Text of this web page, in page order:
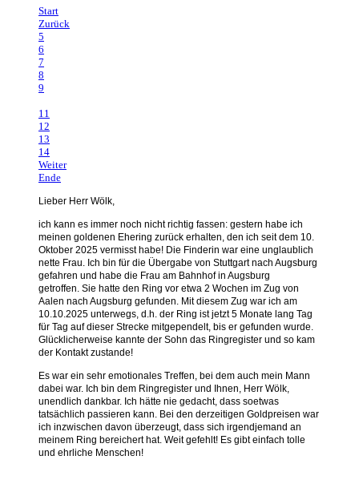
Start
Zurück
5
6
7
8
9
11
12
13
14
Weiter
Ende
Lieber Herr Wölk,
ich kann es immer noch nicht richtig fassen: gestern habe ich
meinen goldenen Ehering zurück erhalten, den ich seit dem 10.
Oktober 2025 vermisst habe! Die Finderin war eine unglaublich
nette Frau. Ich bin für die Übergabe von Stuttgart nach Augsburg
gefahren und habe die Frau am Bahnhof in Augsburg
getroffen. Sie hatte den Ring vor etwa 2 Wochen im Zug von
Aalen nach Augsburg gefunden. Mit diesem Zug war ich am
10.10.2025 unterwegs, d.h. der Ring ist jetzt 5 Monate lang Tag
für Tag auf dieser Strecke mitgependelt, bis er gefunden wurde.
Glücklicherweise kannte der Sohn das Ringregister und so kam
der Kontakt zustande!
Es war ein sehr emotionales Treffen, bei dem auch mein Mann
dabei war. Ich bin dem Ringregister und Ihnen, Herr Wölk,
unendlich dankbar. Ich hätte nie gedacht, dass soetwas
tatsächlich passieren kann. Bei den derzeitigen Goldpreisen war
ich inzwischen davon überzeugt, dass sich irgendjemand an
meinem Ring bereichert hat. Weit gefehlt! Es gibt einfach tolle
und ehrliche Menschen!